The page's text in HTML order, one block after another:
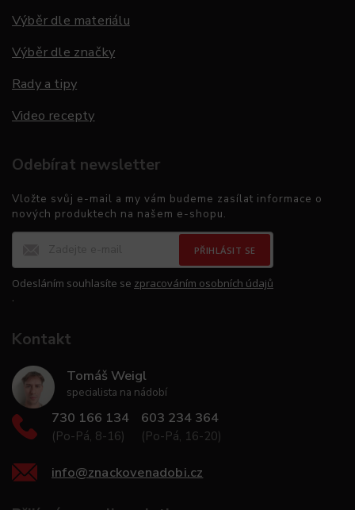
Výběr dle materiálu
Výběr dle značky
Rady a tipy
Video recepty
Odebírat newsletter
Vložte svůj e-mail a my vám budeme zasílat informace o
nových produktech na našem e-shopu.
PŘIHLÁSIT SE
Odesláním souhlasíte se zpracováním osobních údajů
.
Kontakt
Tomáš Weigl
specialista na nádobí
730 166 134
(Po-Pá, 8-16)
603 234 364
(Po-Pá, 16-20)
info@znackovenadobi.cz